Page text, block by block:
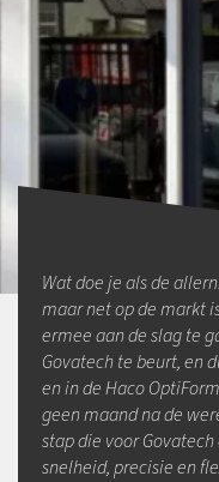
Wat doe je als de
maar net op de markt
ermee aan de slag te
Govatech te beurt, en
en in de Haco
geen maand na de
stap die voor
snelheid, precisie en